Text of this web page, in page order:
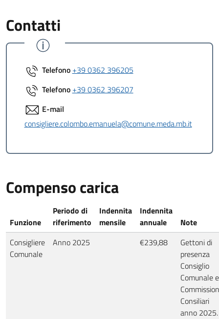
Contatti
Telefono +39 0362 396205
Telefono +39 0362 396207
E-mail
consigliere.colombo.emanuela@comune.meda.mb.it
Compenso carica
Funzione
Periodo di
riferimento
Indennita
mensile
Indennita
annuale
Note
Consigliere
Comunale
Anno 2025 €239,88
Gettoni di
presenza
Consiglio
Comunale e
Consiliari
anno 2025.